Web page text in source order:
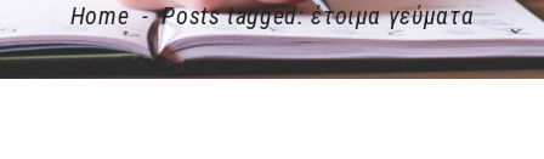
Home - Posts tagged: έτοιμα γεύματα